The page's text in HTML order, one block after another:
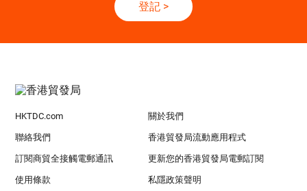
登記 >
HKTDC.com 關於我們
聯絡我們 香港貿發局流動應用程式
訂閱商貿全接觸電郵通訊 更新您的香港貿發局電郵訂閱
使用條款 私隱政策聲明